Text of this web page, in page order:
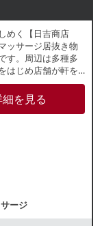
めく【日吉商店
ッサージ居抜き物
す。周辺は多種多
はじめ店舗が軒を
ロードで集客が期
アです。飲食店の
可能ですので、お
を見る
ージ